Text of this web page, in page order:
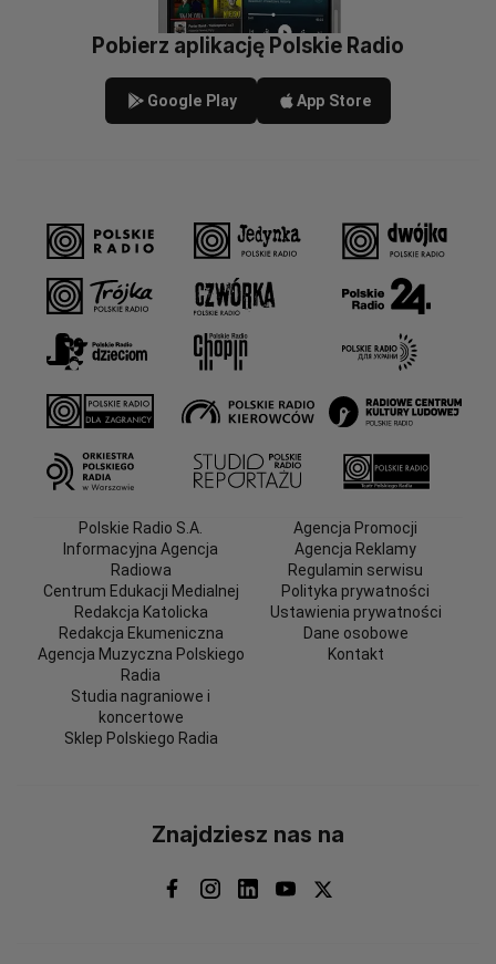
Pobierz aplikację Polskie Radio
Google Play App Store
Polskie Radio S.A.
Informacyjna Agencja
Radiowa
Centrum Edukacji Medialnej
Redakcja Katolicka
Redakcja Ekumeniczna
Agencja Muzyczna Polskiego
Radia
Studia nagraniowe i
koncertowe
Sklep Polskiego Radia
Agencja Promocji
Agencja Reklamy
Regulamin serwisu
Polityka prywatności
Ustawienia prywatności
Dane osobowe
Kontakt
Znajdziesz nas na